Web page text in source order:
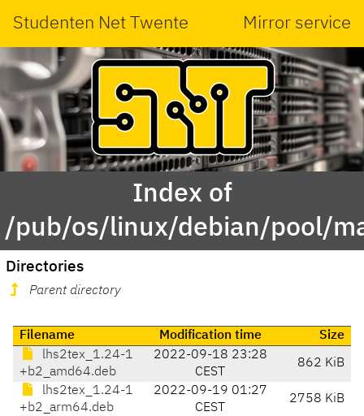
Studenten Net Twente Mirror service
Index of
/pub/os/linux/debian/pool/
Directories
Parent directory
Filename Modification time
Size
lhs2tex_1.24-1
+b2_amd64.deb
2022-09-18 23:28
CEST
862 KiB
lhs2tex_1.24-1
+b2_arm64.deb
2022-09-19 01:27
CEST
2758 KiB